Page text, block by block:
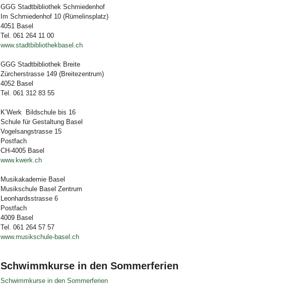
GGG Stadtbibliothek Schmiedenhof
Im Schmiedenhof 10 (Rümelinsplatz)
4051 Basel
Tel. 061 264 11 00
www.stadtbibliothekbasel.ch
GGG Stadtbibliothek Breite
Zürcherstrasse 149 (Breitezentrum)
4052 Basel
Tel. 061 312 83 55
K’Werk Bildschule bis 16
Schule für Gestaltung Basel
Vogelsangstrasse 15
Postfach
CH-4005 Basel
www.kwerk.ch
Musikakademie Basel
Musikschule Basel Zentrum
Leonhardsstrasse 6
Postfach
4009 Basel
Tel. 061 264 57 57
www.musikschule-basel.ch
Schwimmkurse in den Sommerferien
Schwimmkurse in den Sommerferien